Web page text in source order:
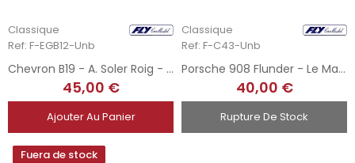
Classique
Ref: F-EGB12-Unb
Chevron B19 - A. Soler Roig - 1000Km Barcelona 1971
45,00 €
Ajouter Au Panier
Classique
Ref: F-C43-Unb
Porsche 908 Flunder - Le Mans 1972
40,00 €
Rupture De Stock
Fuera de stock